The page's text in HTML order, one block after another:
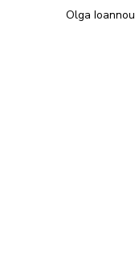
Olga Ioannou